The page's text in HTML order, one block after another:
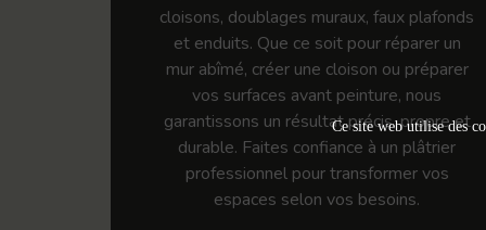
cloisons, doublages muraux, faux plafonds
et enduits. Que ce soit pour réparer un
mur abîmé, créer une cloison ou préparer
vos surfaces avant peinture, nous
garantissons un résultat précis, propre et
durable. Faites confiance à un plâtrier
professionnel pour transformer vos
espaces selon vos besoins.
Ce site web utilise des